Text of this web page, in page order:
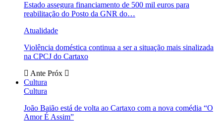
Estado assegura financiamento de 500 mil euros para
reabilitação do Posto da GNR do…
Atualidade
Violência doméstica continua a ser a situação mais sinalizada
na CPCJ do Cartaxo
Ante Próx
Cultura
Cultura
João Baião está de volta ao Cartaxo com a nova comédia “O
Amor É Assim”